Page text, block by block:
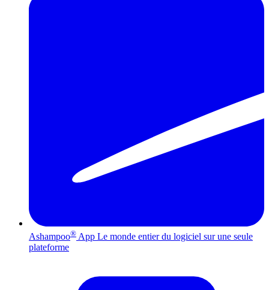
Ashampoo® App Le monde entier du logiciel sur une seule
plateforme